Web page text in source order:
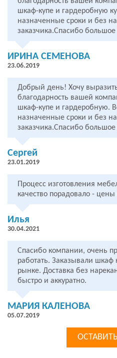
шкаф-купе и гардеробную
назначенные сроки и без
заказчика.Спасибо
ИРИНА СЕМЕНОВА
23.06.2019
Добрый день! Хочу
благодарность вашей
шкаф-купе и гардеробную.
назначенные сроки и без
заказчика.Спасибо
Сергей
23.01.2019
Процесс изготовления
качество порадовало - цены
Илья
30.04.2021
Спасибо компании, очень
работать. Заказывали шкаф
рынке. Доставка без
быстро и аккуратно.
МАРИЯ КАЛЕНОВА
05.07.2019